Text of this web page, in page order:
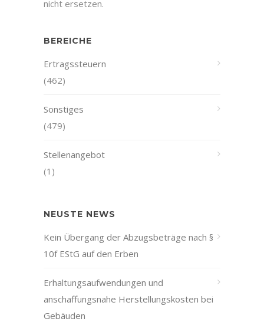
nicht ersetzen.
BEREICHE
Ertragssteuern
(462)
Sonstiges
(479)
Stellenangebot
(1)
NEUSTE NEWS
Kein Übergang der Abzugsbeträge nach §
10f EStG auf den Erben
Erhaltungsaufwendungen und
anschaffungsnahe Herstellungskosten bei
Gebäuden